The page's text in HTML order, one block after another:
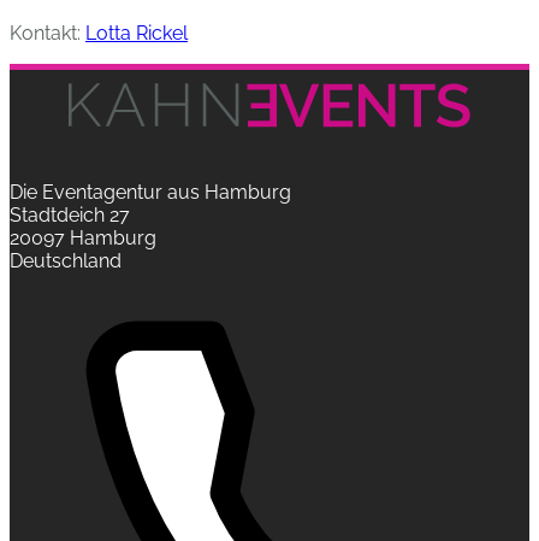
Kontakt: Lotta Rickel
Die Eventagentur aus Hamburg
Stadtdeich 27
20097 Hamburg
Deutschland